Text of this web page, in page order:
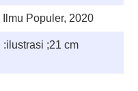
Populer, 2020
;21 cm